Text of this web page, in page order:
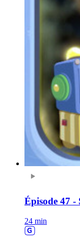
Épisode 47 -
24 min